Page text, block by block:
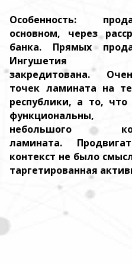
Особенность:
основном, через
банка. Прямых
Ингушетия
закредитована.
точек ламината на
республики, а то, что
небольшого
ламината.
контекст не было
таргетированная